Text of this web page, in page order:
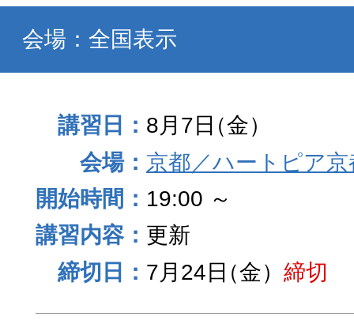
会場：全国表示
8月7日（金）
京都／ハートピア京
19:00 ～
更新
7月24日（金） 締切